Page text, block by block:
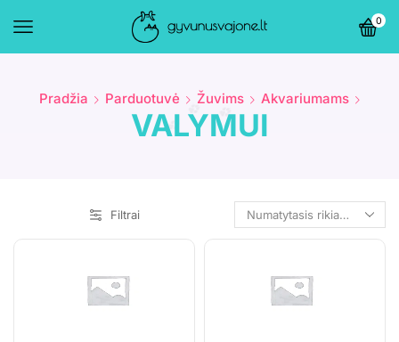
0
Pradžia Parduotuvė Žuvims Akvariumams
VALYMUI
Filtrai